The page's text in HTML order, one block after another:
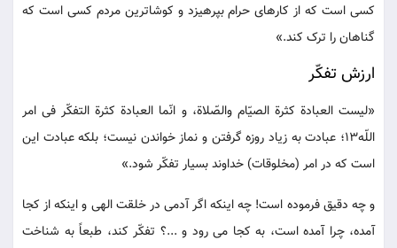
کسی است که از کارهای حرام بپرهیزد و کوشاترین مردم کسی است که
گناهان را ترک کند.»
ارزش تفکّر
«لیست العبادة کثرة الصیّام والصّلاة، و انّما العبادة کثرة التفکّر فی امر
اللّه13؛ عبادت به زیاد روزه گرفتن و نماز خواندن نیست؛ بلکه عبادت این
است که در امر (مخلوقات) خداوند بسیار تفکّر شود.»
و چه دقیق فرموده است! چه اینکه اگر آدمی در خلقت الهی و اینکه از کجا
آمده، چرا آمده است، به کجا می رود و ...؟ تفکّر کند، طبعاً به شناخت